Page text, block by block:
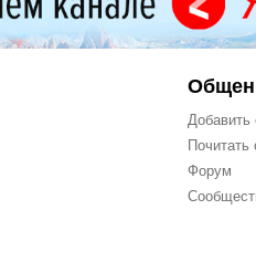
Добавить
Почитать
Форум